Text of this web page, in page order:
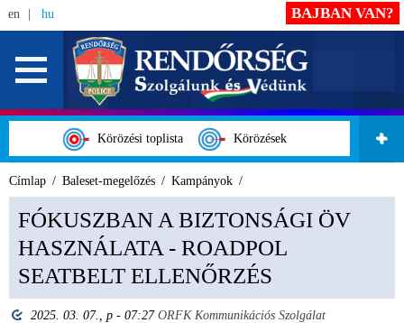
en hu
Körözési toplista Körözések
BAJBAN VAN?
Címlap Baleset-megelőzés Kampányok
FÓKUSZBAN A BIZTONSÁGI ÖV
HASZNÁLATA - ROADPOL
SEATBELT ELLENŐRZÉS
2025. 03. 07., p - 07:27 ORFK Kommunikációs Szolgálat